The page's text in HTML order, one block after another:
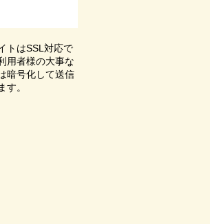
トはSSL対応で
用者様の大事な
暗号化して送信
す。